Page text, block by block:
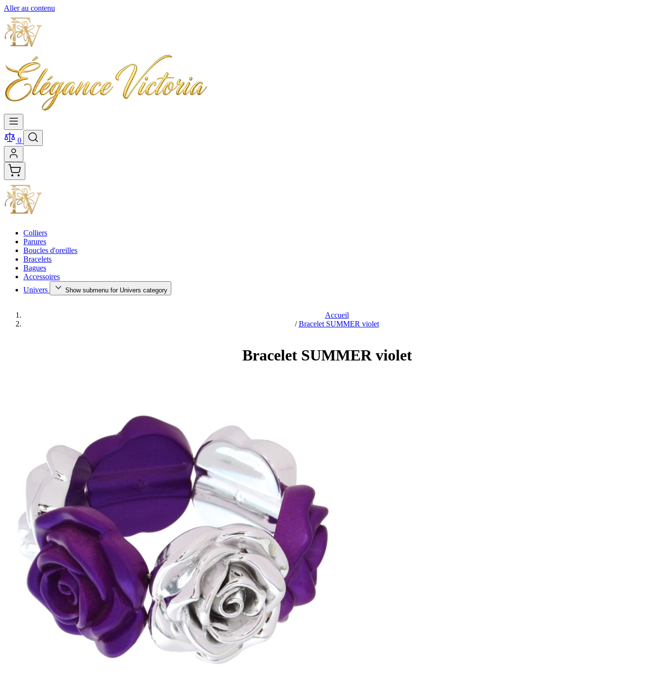
Aller au contenu
0
Colliers
Parures
Boucles d'oreilles
Bracelets
Bagues
Accessoires
Univers
Show submenu for Univers category
Accueil
/ Bracelet SUMMER violet
Bracelet SUMMER violet